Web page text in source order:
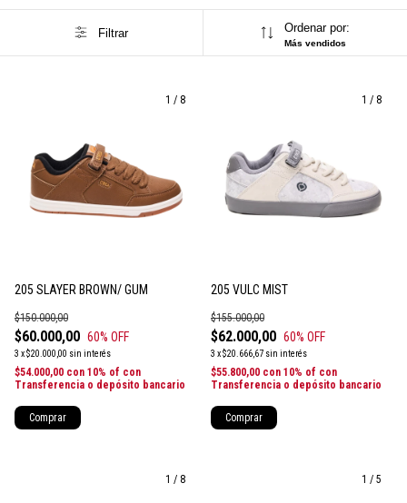
Filtrar Ordenar por:
Más vendidos
1 / 8
205 SLAYER BROWN/ GUM
$60.000,00
$150.000,00
60% OFF
3 x$20.000,00 sin interés
$54.000,00 con 10% of con
Transferencia o depósito bancario
Comprar
1 / 8
205 VULC MIST
$62.000,00
$155.000,00
60% OFF
3 x$20.666,67 sin interés
$55.800,00 con 10% of con
Transferencia o depósito bancario
Comprar
1 / 8 1 / 5